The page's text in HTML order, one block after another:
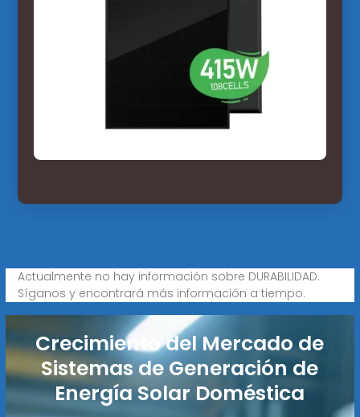
Actualmente no hay información sobre DURABILIDAD.
Síganos y encontrará más información a tiempo.
Crecimiento del Mercado de
Sistemas de Generación de
Energía Solar Doméstica